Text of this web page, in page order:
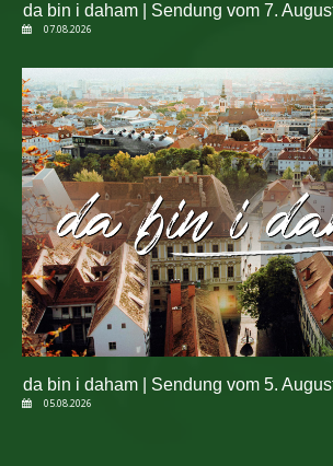
da bin i daham | Sendung vom 7.
07.08.2026
da bin i daham | Sendung vom 5.
05.08.2026